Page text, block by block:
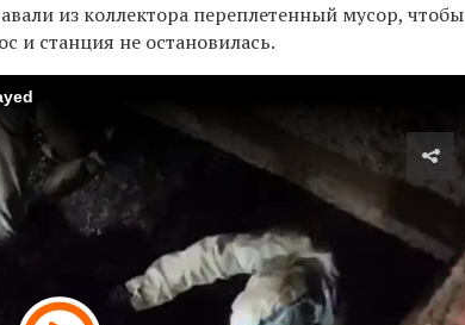
из коллектора переплетенный мусор, чтобы
и станция не остановилась.